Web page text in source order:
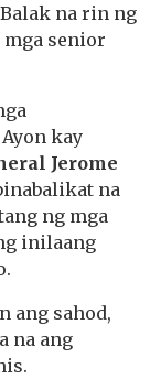
na rin ng
mga senior
kay
Jerome
na
ng mga
inilaang
ang sahod,
na ang